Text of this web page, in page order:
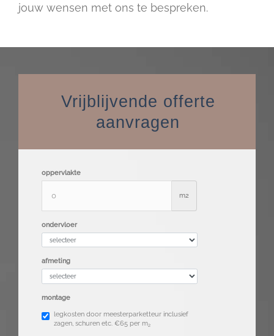
jouw wensen met ons te bespreken.
Vrijblijvende offerte
aanvragen
oppervlakte
m2
ondervloer
afmeting
montage
legkosten door meesterparketteur inclusief
zagen, schuren etc. €65 per m2